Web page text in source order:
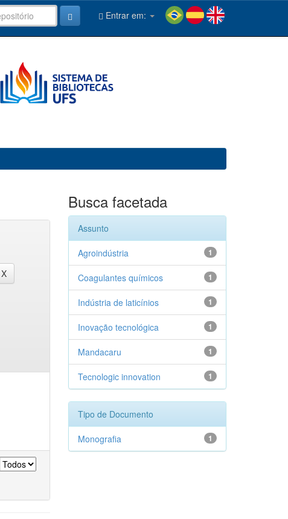
Entrar em:
Busca facetada
Assunto
1
Agroindústria
1
Coagulantes químicos
1
Indústria de laticínios
1
Inovação tecnológica
1
Mandacaru
1
Tecnologic innovation
Tipo de Documento
1
Monografia